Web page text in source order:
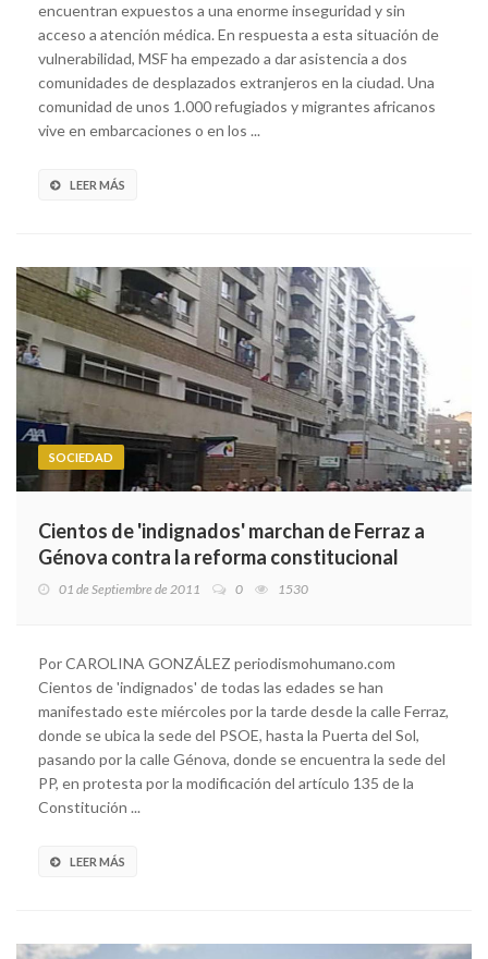
encuentran expuestos a una enorme inseguridad y sin
acceso a atención médica. En respuesta a esta situación de
vulnerabilidad, MSF ha empezado a dar asistencia a dos
comunidades de desplazados extranjeros en la ciudad. Una
comunidad de unos 1.000 refugiados y migrantes africanos
vive en embarcaciones o en los ...
LEER MÁS
SOCIEDAD
Cientos de 'indignados' marchan de Ferraz a
Génova contra la reforma constitucional
01 de Septiembre de 2011 0 1530
Por CAROLINA GONZÁLEZ periodismohumano.com
Cientos de 'indignados' de todas las edades se han
manifestado este miércoles por la tarde desde la calle Ferraz,
donde se ubica la sede del PSOE, hasta la Puerta del Sol,
pasando por la calle Génova, donde se encuentra la sede del
PP, en protesta por la modificación del artículo 135 de la
Constitución ...
LEER MÁS